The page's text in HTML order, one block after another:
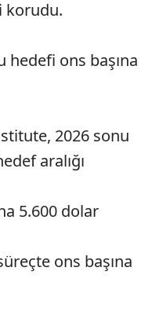
korudu.
hedefi ons başına
2026 sonu
aralığı
5.600 dolar
ons başına